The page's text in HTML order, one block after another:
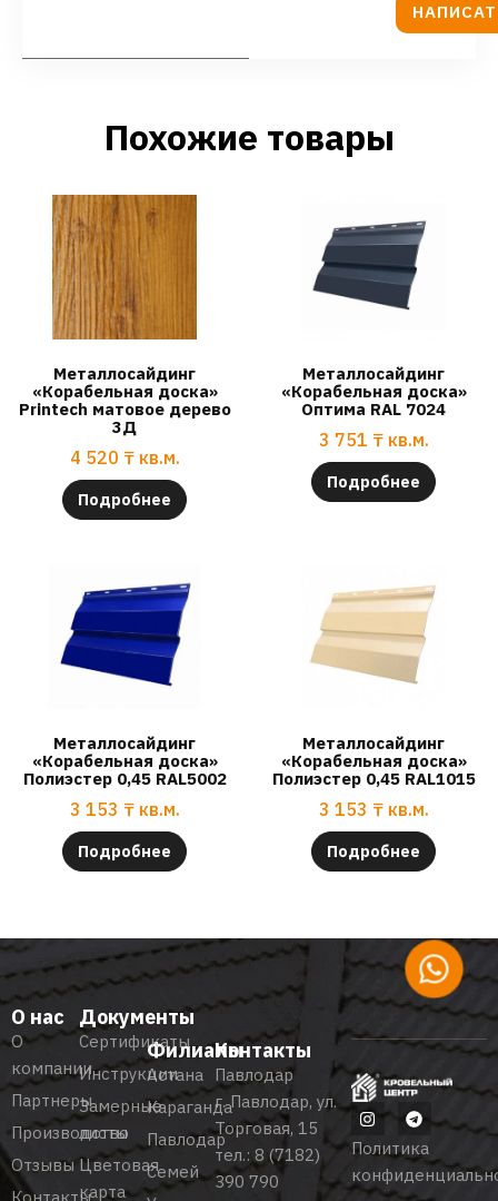
Похожие товары
Металлосайдинг
«Корабельная доска»
Printech матовое дерево
3Д
4 520 ₸ кв.м.
Подробнее
Металлосайдинг
«Корабельная доска»
Оптима RAL 7024
3 751 ₸ кв.м.
Подробнее
Металлосайдинг
«Корабельная доска»
Полиэстер 0,45 RAL5002
3 153 ₸ кв.м.
Подробнее
Металлосайдинг
«Корабельная доска»
Полиэстер 0,45 RAL1015
3 153 ₸ кв.м.
Подробнее
О нас
О
компании
Партнеры
Производство
Отзывы
Документы
Сертификаты
Инструкции
Замерные
листы
Цветовая
карта
Филиалы
Астана
Караганда
Павлодар
Семей
Контакты
Павлодар
г. Павлодар, ул.
Торговая, 15
тел.: 8 (7182)
390 790
Политика